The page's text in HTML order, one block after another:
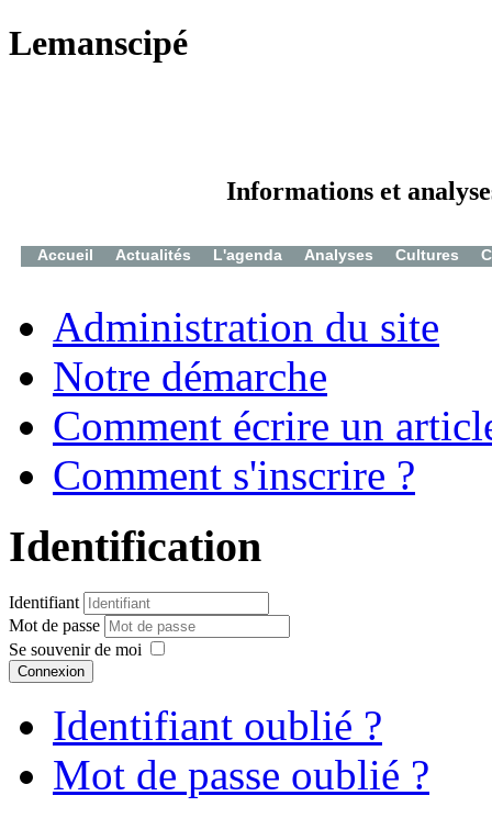
Lemanscipé
Informations et
Accueil Actualités L'agenda Analyses Cultures
Administration du site
Notre démarche
Comment écrire un
Comment s'inscrire ?
Identification
Identifiant
Mot de passe
Se souvenir de moi
Connexion
Identifiant oublié ?
Mot de passe oublié ?